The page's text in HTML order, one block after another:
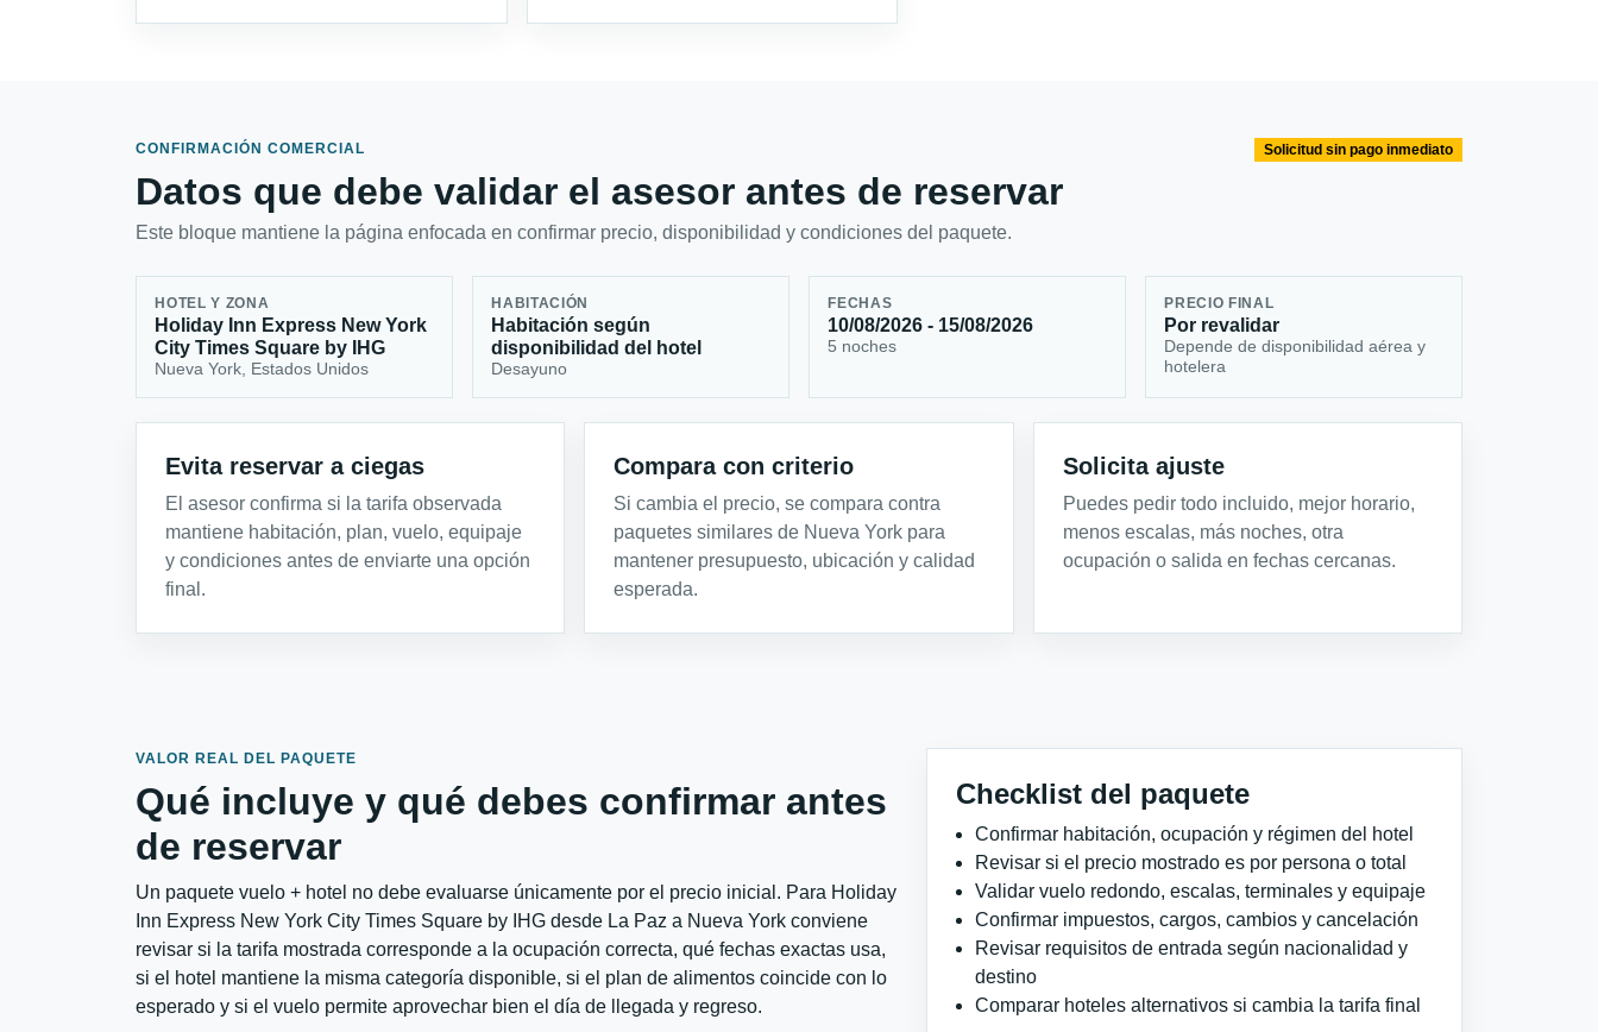
CONFIRMACIÓN COMERCIAL
Datos que debe validar el asesor antes de reservar
Este bloque mantiene la página enfocada en confirmar precio, disponibilidad y condiciones del paquete.
Solicitud sin pago inmediato
HOTEL Y ZONA
Holiday Inn Express New York
City Times Square by IHG
Nueva York, Estados Unidos
HABITACIÓN
Habitación según
disponibilidad del hotel
Desayuno
FECHAS
10/08/2026 - 15/08/2026
5 noches
PRECIO FINAL
Por revalidar
Depende de disponibilidad aérea y
hotelera
Evita reservar a ciegas
El asesor confirma si la tarifa observada
mantiene habitación, plan, vuelo, equipaje
y condiciones antes de enviarte una opción
final.
Compara con criterio
Si cambia el precio, se compara contra
paquetes similares de Nueva York para
mantener presupuesto, ubicación y calidad
esperada.
Solicita ajuste
Puedes pedir todo incluido, mejor horario,
menos escalas, más noches, otra
ocupación o salida en fechas cercanas.
VALOR REAL DEL PAQUETE
Qué incluye y qué debes confirmar antes
de reservar
Un paquete vuelo + hotel no debe evaluarse únicamente por el precio inicial. Para Holiday
Inn Express New York City Times Square by IHG desde La Paz a Nueva York conviene
revisar si la tarifa mostrada corresponde a la ocupación correcta, qué fechas exactas usa,
si el hotel mantiene la misma categoría disponible, si el plan de alimentos coincide con lo
esperado y si el vuelo permite aprovechar bien el día de llegada y regreso.
Checklist del paquete
Confirmar habitación, ocupación y régimen del hotel
Revisar si el precio mostrado es por persona o total
Validar vuelo redondo, escalas, terminales y equipaje
Confirmar impuestos, cargos, cambios y cancelación
Revisar requisitos de entrada según nacionalidad y
destino
Comparar hoteles alternativos si cambia la tarifa final